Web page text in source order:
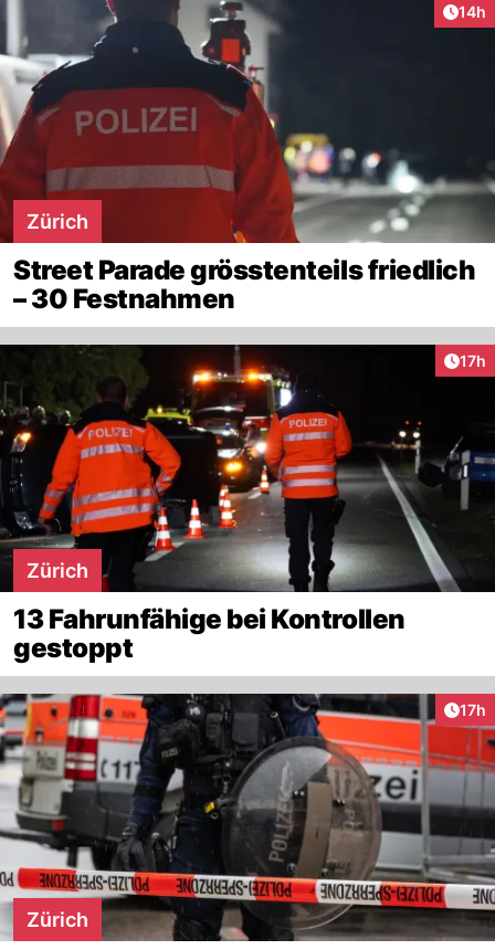
14h
Zürich
Street Parade grösstenteils friedlich
– 30 Festnahmen
17h
Zürich
13 Fahrunfähige bei Kontrollen
gestoppt
17h
Zürich